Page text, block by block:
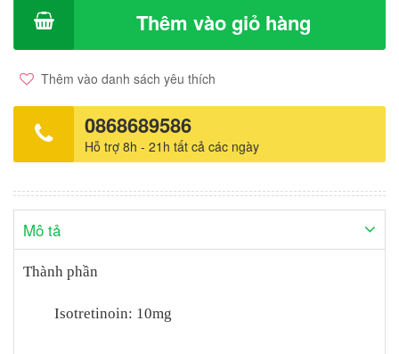
dự định sinh con; phụ nữ trong độ tuổi sinh đẻ mà không áp dụng
các biện pháp tránh thai để loại trừ khả năng mang thai Suy gan;
lipid máu quá cao (cholesterol, triglicerid); Thừa vitamin A Dị ứng
với isotretinoin hay với một trong những thành phần của thuốc
Phối hợp với kháng sinh thuộc nhóm tetracyclin.
Thêm vào giỏ hàng
Thêm vào danh sách yêu thích
0868689586
Hỗ trợ 8h - 21h tất cả các ngày
Mô tả
Thành phần
Isotretinoin: 10mg